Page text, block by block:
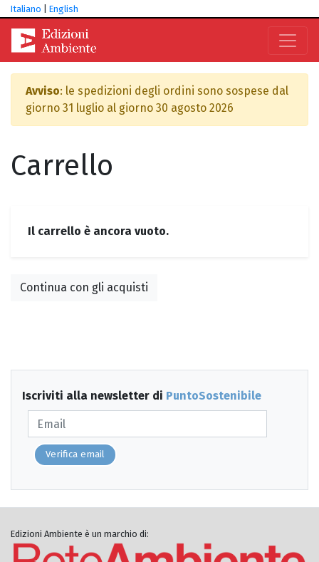
Italiano English
Avviso: le spedizioni degli ordini sono sospese dal
giorno 31 luglio al giorno 30 agosto 2026
Carrello
Il carrello è ancora vuoto.
Continua con gli acquisti
Iscriviti alla newsletter di PuntoSostenibile
Verifica email
Edizioni Ambiente è un marchio di: